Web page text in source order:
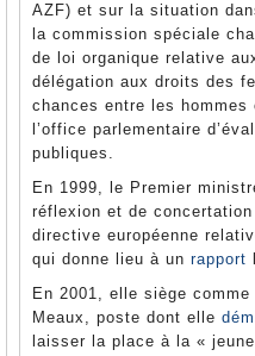
AZF) et sur la situation
la commission spéciale
de loi organique relative
délégation aux droits des
chances entre les
l’office parlementaire
publiques.
En 1999, le Premier
réflexion et de
directive européenne
qui donne lieu à un rapport
En 2001, elle siège
Meaux, poste dont elle
laisser la place à la «